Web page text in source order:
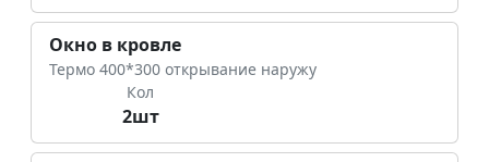
Окно в кровле
Термо 400*300 открывание наружу
Кол
2шт